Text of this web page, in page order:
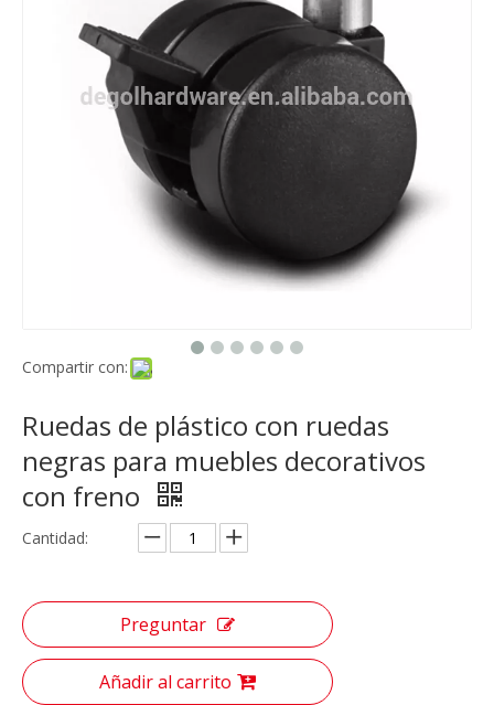
Compartir con:
Ruedas de plástico con ruedas
negras para muebles decorativos
con freno
Cantidad:
Preguntar
Añadir al carrito